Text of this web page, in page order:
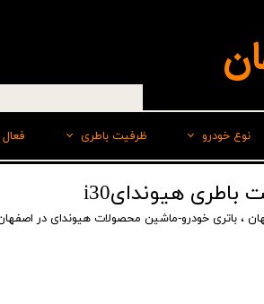
نوع خودرو
هیوندای
ایرانخودرو
ظرفیت باطری
50 امپر
55 امپر ، باتری خودرو-ماشین محصولات هیوندای در